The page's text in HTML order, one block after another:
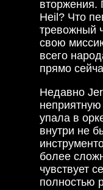
вторжения.
Heil? Что
тревожный
свою
всего
прямо
Недавно
упала в
внутри не
более
чувствует
полностью